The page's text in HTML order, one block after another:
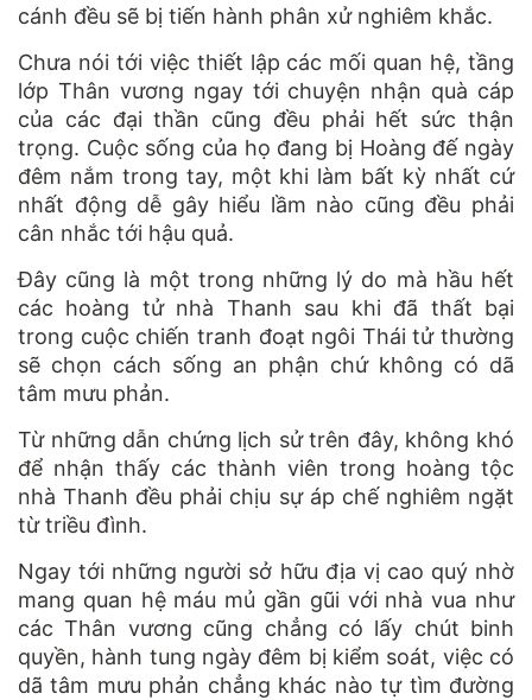
cánh đều sẽ bị tiến hành phân xử nghiêm khắc.
Chưa nói tới việc thiết lập các mối quan hệ, tầng
lớp Thân vương ngay tới chuyện nhận quà cáp
của các đại thần cũng đều phải hết sức thận
trọng. Cuộc sống của họ đang bị Hoàng đế ngày
đêm nắm trong tay, một khi làm bất kỳ nhất cứ
nhất động dễ gây hiểu lầm nào cũng đều phải
cân nhắc tới hậu quả.
Đây cũng là một trong những lý do mà hầu hết
các hoàng tử nhà Thanh sau khi đã thất bại
trong cuộc chiến tranh đoạt ngôi Thái tử thường
sẽ chọn cách sống an phận chứ không có dã
tâm mưu phản.
Từ những dẫn chứng lịch sử trên đây, không khó
để nhận thấy các thành viên trong hoàng tộc
nhà Thanh đều phải chịu sự áp chế nghiêm ngặt
từ triều đình.
Ngay tới những người sở hữu địa vị cao quý nhờ
mang quan hệ máu mủ gần gũi với nhà vua như
các Thân vương cũng chẳng có lấy chút binh
quyền, hành tung ngày đêm bị kiểm soát, việc có
dã tâm mưu phản chẳng khác nào tự tìm đường